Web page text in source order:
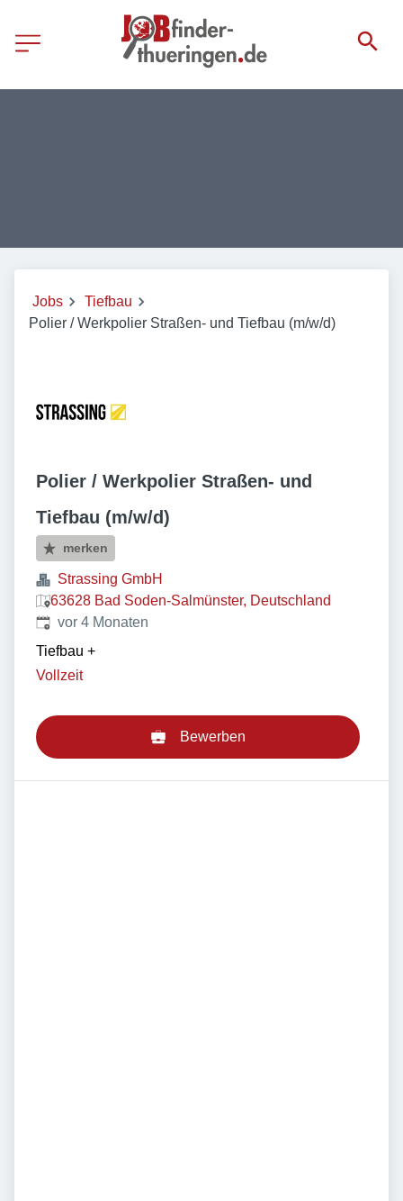
Jobs
Tiefbau
Polier / Werkpolier Straßen- und Tiefbau (m/w/d)
Polier / Werkpolier Straßen- und
Tiefbau (m/w/d)
merken
Strassing GmbH
63628 Bad Soden-Salmünster, Deutschland
Veröffentlicht:
vor 4 Monaten
Tiefbau +
Vollzeit
Bewerben